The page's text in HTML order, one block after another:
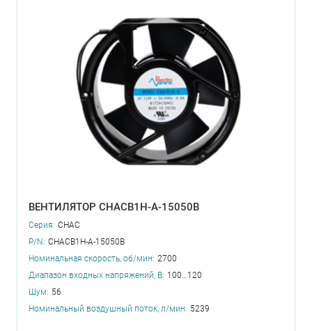
ВЕНТИЛЯТОР CHACB1H-A-15050B
Серия: CHAC
P/N: CHACB1H-A-15050B
Номинальная скорость, об/мин: 2700
Диапазон входных напряжений, В: 100…120
Шум: 56
Номинальный воздушный поток, л/мин: 5239